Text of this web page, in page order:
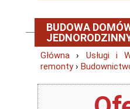
BUDOWA
Główna › Usługi i
remonty›